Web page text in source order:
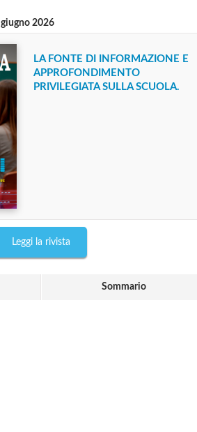
giugno 2026
LA FONTE DI INFORMAZIONE E
APPROFONDIMENTO
PRIVILEGIATA SULLA SCUOLA.
Leggi la rivista
Sommario